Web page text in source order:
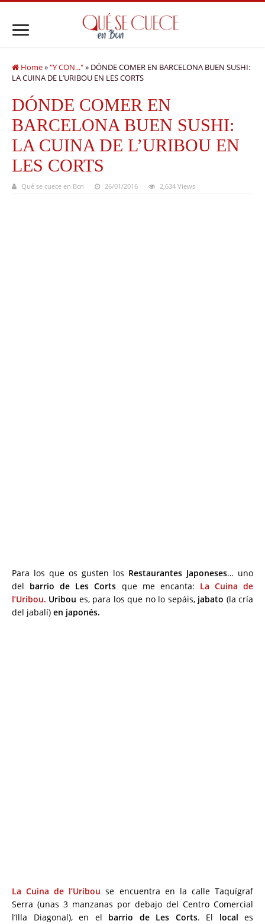
Home»"Y CON..."» DÓNDE COMER EN BARCELONA BUEN SUSHI:
LA CUINA DE L’URIBOU EN LES CORTS
DÓNDE COMER EN
BARCELONA BUEN SUSHI:
LA CUINA DE L’URIBOU EN
LES CORTS
Qué se cuece en Bcn 26/01/2016 2,634 Views
Para los que os gusten los Restaurantes Japoneses… uno
del barrio de Les Corts que me encanta: La Cuina de
l’Uribou. Uribou es, para los que no lo sepáis,jabato (la cría
del jabalí) en japonés.
La Cuina de l’Uribou se encuentra en la calle Taquígraf
Serra (unas 3 manzanas por debajo del Centro Comercial
l’Illa Diagonal), en el barrio de Les Corts. El local es